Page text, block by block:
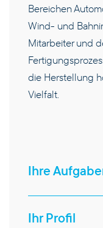
Bereichen
Wind- und
Mitarbeiter und
die Herstellung
Vielfalt.
Ihre
Ihr Profil